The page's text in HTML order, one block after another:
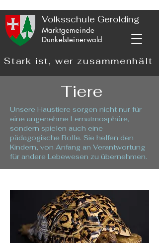
Volksschule Gerolding
Marktgemeinde
Dunkelsteinerwald
Stark ist, wer zusammenhält
Tiere
Unsere Haustiere sorgen nicht nur für
eine angenehme Lernatmosphäre,
sondern spielen auch eine
pädagogische Rolle. Sie helfen den
Kindern, von Anfang an Verantwortung
für andere Lebewesen zu übernehmen.